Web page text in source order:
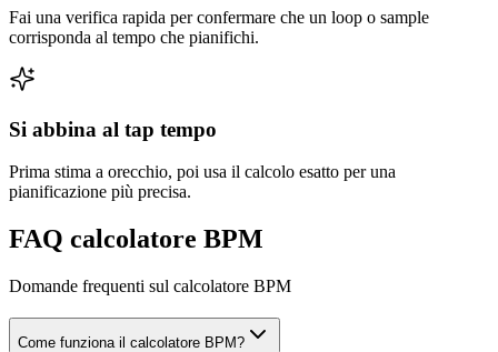
Fai una verifica rapida per confermare che un loop o sample
corrisponda al tempo che pianifichi.
Si abbina al tap tempo
Prima stima a orecchio, poi usa il calcolo esatto per una
pianificazione più precisa.
FAQ calcolatore BPM
Domande frequenti sul calcolatore BPM
Come funziona il calcolatore BPM?